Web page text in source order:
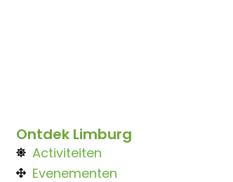
Ontdek Limburg
Activiteiten
Evenementen